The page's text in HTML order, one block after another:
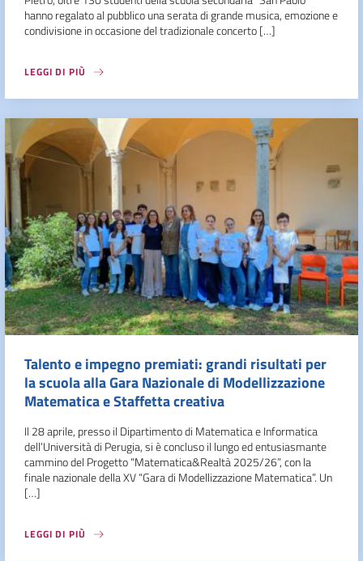
hanno regalato al pubblico una serata di grande musica, emozione e
condivisione in occasione del tradizionale concerto […]
LEGGI DI PIÙ
Talento e impegno premiati: grandi risultati per
la scuola alla Gara Nazionale di Modellizzazione
Matematica e Staffetta creativa
Il 28 aprile, presso il Dipartimento di Matematica e Informatica
dell’Università di Perugia, si è concluso il lungo ed entusiasmante
cammino del Progetto “Matematica&Realtà 2025/26”, con la
finale nazionale della XV “Gara di Modellizzazione Matematica”. Un
[…]
LEGGI DI PIÙ